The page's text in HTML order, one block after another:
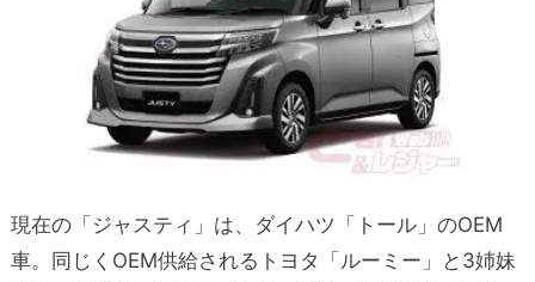
現在の「ジャスティ」は、ダイハツ「トール」のOEM
車。同じくOEM供給されるトヨタ
「ルーミー」と3姉妹